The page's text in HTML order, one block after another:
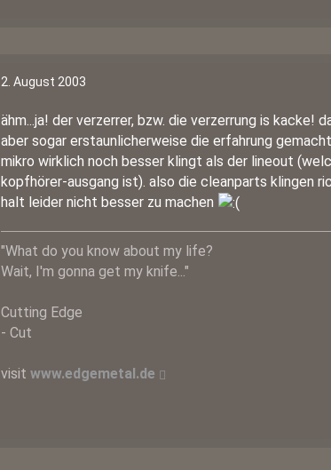
2. August 2003
ähm...ja! der verzerrer, bzw. die verzerrung is kacke!
aber sogar erstaunlicherweise die erfahrung
mikro wirklich noch besser klingt als der lineout
kopfhörer-ausgang ist). also die cleanparts klingen
halt leider nicht besser zu machen
"What do you know about my life?
Wait, I'm gonna get my knife..."
Cutting Edge
- Cut
visit www.edgemetal.de